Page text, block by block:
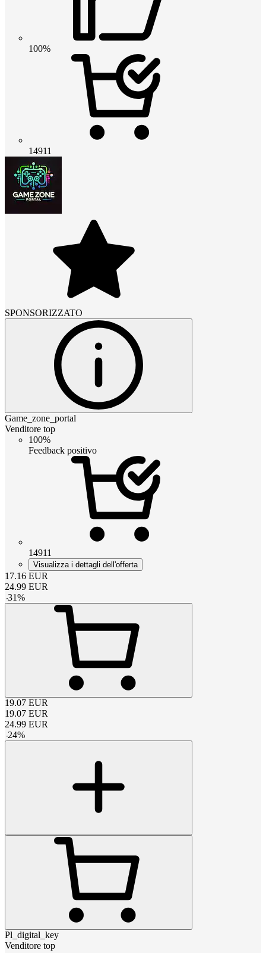
100%
14911
SPONSORIZZATO
Game_zone_portal
Venditore top
100%
Feedback positivo
14911
Visualizza i dettagli dell'offerta
17.16 EUR
24.99 EUR
-31%
19.07 EUR
19.07 EUR
24.99 EUR
-24%
Pl_digital_key
Venditore top